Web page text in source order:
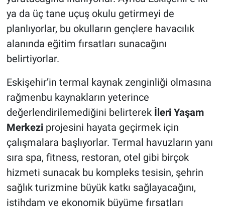
ya da üç tane uçuş okulu getirmeyi de
planlıyorlar, bu okulların gençlere havacılık
alanında eğitim fırsatları sunacağını
belirtiyorlar.
Eskişehir’in termal kaynak zenginliği olmasına
rağmenbu kaynakların yeterince
değerlendirilemediğini belirterek İleri Yaşam
Merkeziprojesini hayata geçirmek için
çalışmalara başlıyorlar. Termal havuzların yanı
sıra spa, fitness, restoran, otel gibi birçok
hizmeti sunacak bu kompleks tesisin, şehrin
sağlık turizmine büyük katkı sağlayacağını,
istihdam ve ekonomik büyüme fırsatları